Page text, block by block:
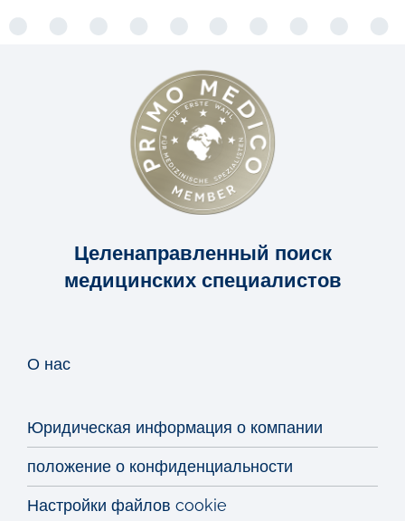
Целенаправленный поиск
медицинских специалистов
О нас
Юридическая информация о компании
положение о конфиденциальности
Настройки файлов cookie